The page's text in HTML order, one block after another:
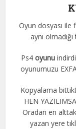
Oyun dosyası ile
aynı
Ps4 oyunu
oyunumuzu
Kopyalama
HEN
Oradan en
yazan yere